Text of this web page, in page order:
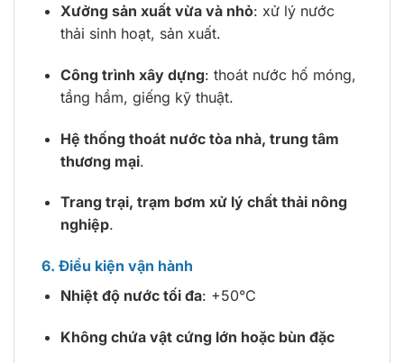
Xưởng sản xuất vừa và nhỏ: xử lý nước
thải sinh hoạt, sản xuất.
Công trình xây dựng: thoát nước hố móng,
tầng hầm, giếng kỹ thuật.
Hệ thống thoát nước tòa nhà, trung tâm
thương mại.
Trang trại, trạm bơm xử lý chất thải nông
nghiệp.
6. Điều kiện vận hành
Nhiệt độ nước tối đa: +50°C
Không chứa vật cứng lớn hoặc bùn đặc